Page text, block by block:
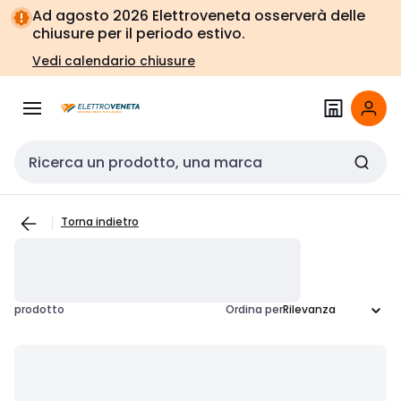
Vai alla
navigazione
Vai
alla
pagina
Ad agosto 2026 Elettroveneta osserverà delle
chiusure per il periodo estivo.
Vedi calendario chiusure
Cerca input
Torna indietro
prodotto Ordina per